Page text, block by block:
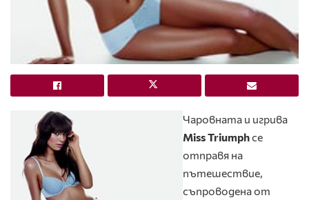
Чаровната и игрива
Miss Triumphсе
отправя на
пътешествие,
съпроводена от